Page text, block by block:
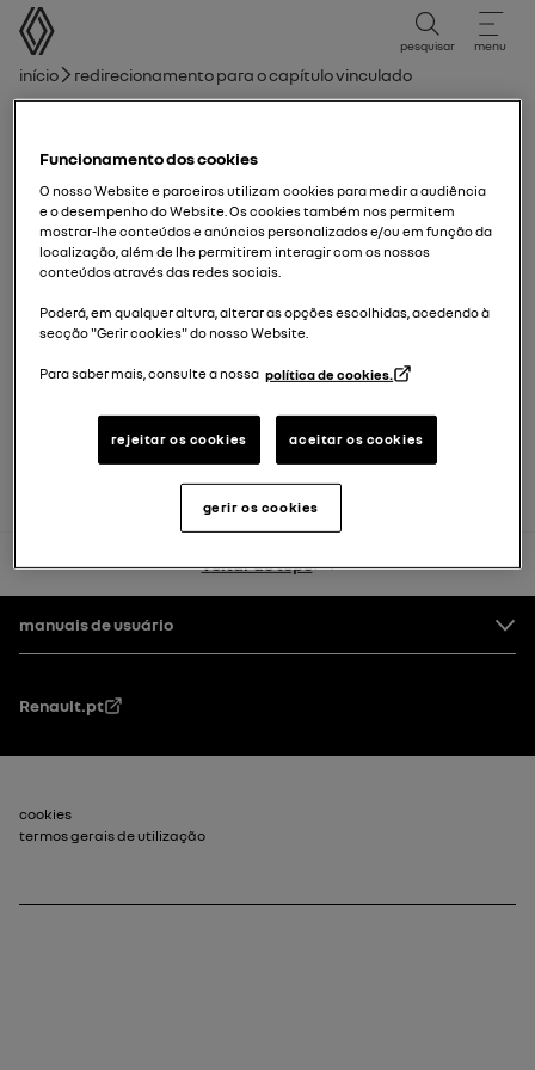
Manual do Utilizador
pesquisar menu
Caminho de navegação
Início Redirecionamento para o capítulo vinculado
Alerta de ângulo morto
Aviso de saída de estacionamento
voltar ao topo
Rodapé
manuais de usuário
Renault.pt
Rodapé_2
cookies
termos gerais de utilização
Funcionamento dos cookies
O nosso Website e parceiros utilizam cookies para medir a audiência
e o desempenho do Website. Os cookies também nos permitem
mostrar-lhe conteúdos e anúncios personalizados e/ou em função da
localização, além de lhe permitirem interagir com os nossos
conteúdos através das redes sociais.
Poderá, em qualquer altura, alterar as opções escolhidas, acedendo à
secção "Gerir cookies" do nosso Website.
Para saber mais, consulte a nossa política de cookies.
rejeitar os cookies aceitar os cookies
gerir os cookies